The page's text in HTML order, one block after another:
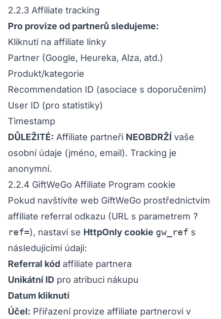
2.2.3 Affiliate tracking
Pro provize od partnerů sledujeme:
Kliknutí na affiliate linky
Partner (Google, Heureka, Alza, atd.)
Produkt/kategorie
Recommendation ID (asociace s doporučením)
User ID (pro statistiky)
Timestamp
DŮLEŽITÉ: Affiliate partneři NEOBDRŽÍ vaše
osobní údaje (jméno, email). Tracking je
anonymní.
2.2.4 GiftWeGo Affiliate Program cookie
Pokud navštívíte web GiftWeGo prostřednictvím
affiliate referral odkazu (URL s parametrem ?
ref=), nastaví se HttpOnly cookie gw_ref s
následujícími údaji:
Referral kód affiliate partnera
Unikátní ID pro atribuci nákupu
Datum kliknutí
Účel: Přiřazení provize affiliate partnerovi v